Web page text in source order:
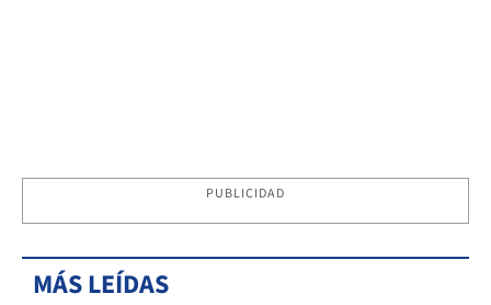
PUBLICIDAD
MÁS LEÍDAS